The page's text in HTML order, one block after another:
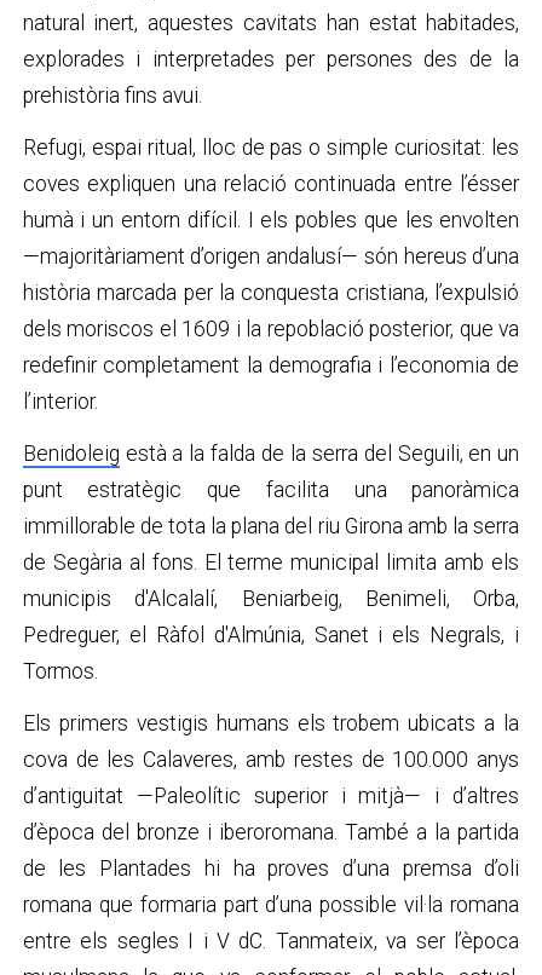
natural inert, aquestes cavitats han estat habitades,
explorades i interpretades per persones des de la
prehistòria fins avui.
Refugi, espai ritual, lloc de pas o simple curiositat: les
coves expliquen una relació continuada entre l’ésser
humà i un entorn difícil. I els pobles que les envolten
—majoritàriament d’origen andalusí— són hereus d’una
història marcada per la conquesta cristiana, l’expulsió
dels moriscos el 1609 i la repoblació posterior, que va
redefinir completament la demografia i l’economia de
l’interior.
Benidoleig està a la falda de la serra del Seguili, en un
punt estratègic que facilita una panoràmica
immillorable de tota la plana del riu Girona amb la serra
de Segària al fons. El terme municipal limita amb els
municipis d'Alcalalí, Beniarbeig, Benimeli, Orba,
Pedreguer, el Ràfol d'Almúnia, Sanet i els Negrals, i
Tormos.
Els primers vestigis humans els trobem ubicats a la
cova de les Calaveres, amb restes de 100.000 anys
d’antiguitat —Paleolític superior i mitjà— i d’altres
d’època del bronze i iberoromana. També a la partida
de les Plantades hi ha proves d’una premsa d’oli
romana que formaria part d’una possible vil·la romana
entre els segles I i V dC. Tanmateix, va ser l’època